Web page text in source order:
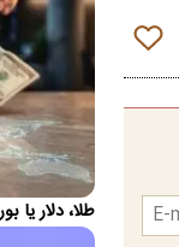
می‌رسد؟
دویچه‌بانک
نرسیده و
معاصر
نمایشگاه
«رخ‌ست»اصفهان، روز
طلا، دلار یا